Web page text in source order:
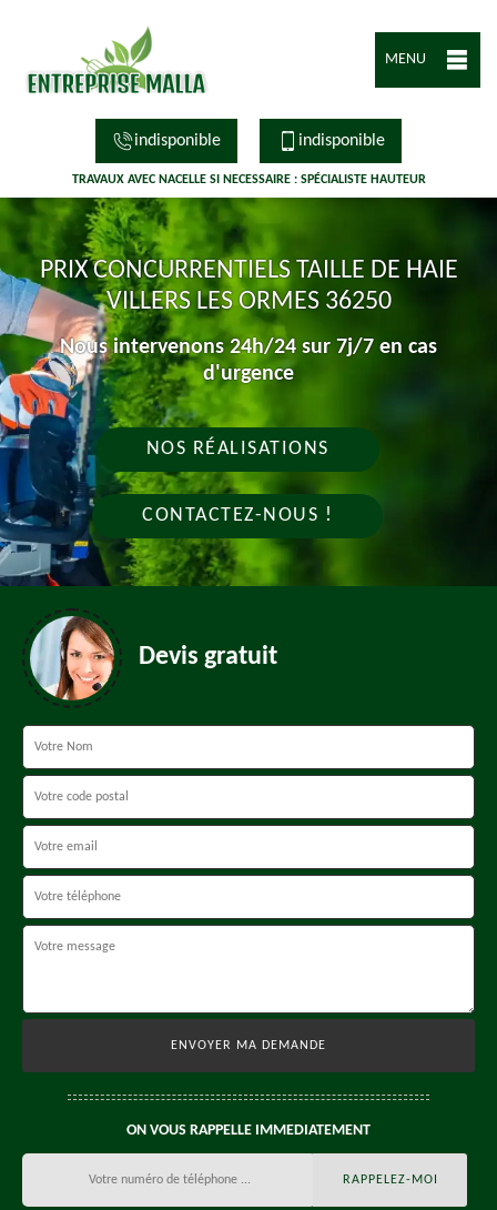
MENU
indisponible indisponible
TRAVAUX AVEC NACELLE SI NECESSAIRE : SPÉCIALISTE HAUTEUR
PRIX CONCURRENTIELS TAILLE DE HAIE
VILLERS LES ORMES 36250
Nous intervenons 24h/24 sur 7j/7 en cas
d'urgence
NOS RÉALISATIONS
CONTACTEZ-NOUS !
Devis gratuit
ON VOUS RAPPELLE IMMEDIATEMENT